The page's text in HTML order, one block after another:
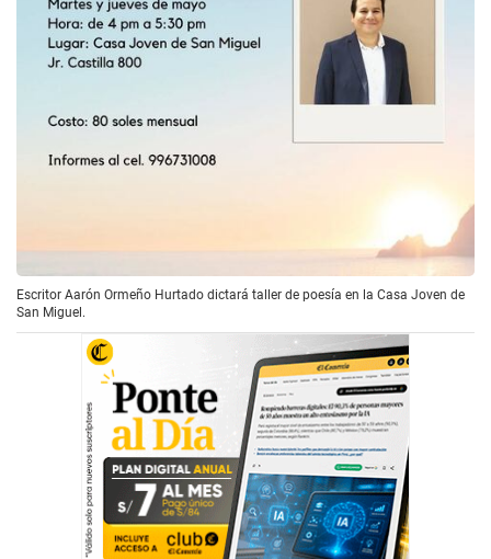
Escritor Aarón Ormeño Hurtado dictará taller de poesía en la Casa Joven de
San Miguel.